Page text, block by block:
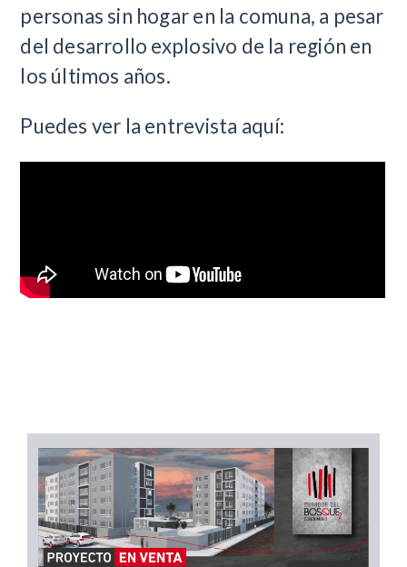
personas sin hogar en la comuna, a pesar
del desarrollo explosivo de la región en
los últimos años.
Puedes ver la entrevista aquí: